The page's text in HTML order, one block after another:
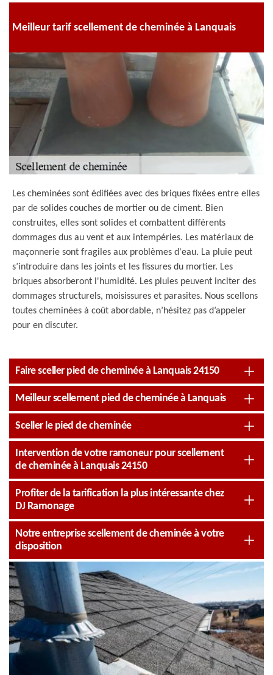
Meilleur tarif scellement de cheminée à Lanquais
Les cheminées sont édifiées avec des briques fixées entre elles
par de solides couches de mortier ou de ciment. Bien
construites, elles sont solides et combattent différents
dommages dus au vent et aux intempéries. Les matériaux de
maçonnerie sont fragiles aux problèmes d'eau. La pluie peut
s’introduire dans les joints et les fissures du mortier. Les
briques absorberont l'humidité. Les pluies peuvent inciter des
dommages structurels, moisissures et parasites. Nous scellons
toutes cheminées à coût abordable, n’hésitez pas d’appeler
pour en discuter.
Faire sceller pied de cheminée à Lanquais 24150
Meilleur scellement pied de cheminée à Lanquais
Sceller le pied de cheminée
Intervention de votre ramoneur pour scellement
de cheminée à Lanquais 24150
Profiter de la tarification la plus intéressante chez
DJ Ramonage
Notre entreprise scellement de cheminée à votre
disposition